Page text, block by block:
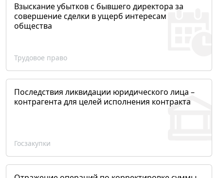
Взыскание убытков с бывшего директора за
совершение сделки в ущерб интересам
общества
Трудовое право
Последствия ликвидации юридического лица –
контрагента для целей исполнения контракта
Госзакупки